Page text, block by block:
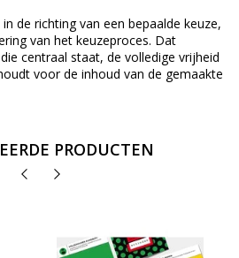
de richting van een bepaalde keuze,
van het keuzeproces. Dat
centraal staat, de volledige vrijheid
voor de inhoud van de gemaakte
PRODUCTEN